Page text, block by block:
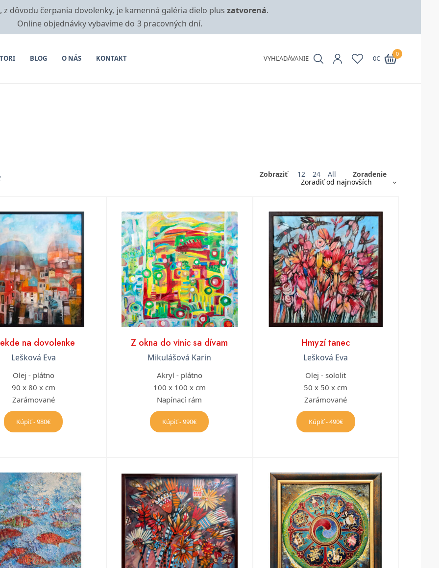
z dôvodu čerpania dovolenky, je kamenná galéria dielo plus zatvorená.
Online objednávky vybavíme do 3 pracovných dní.
BLOG O NÁS KONTAKT VYHĽADÁVANIE 0€
0
Zobraziť 12 24 All Zoradenie
na dovolenke
Lešková Eva
Olej - plátno
90 x 80 x cm
Zarámované
Kúpiť - 980€
Z okna do viníc sa dívam
Mikulášová Karin
Akryl - plátno
100 x 100 x cm
Napínací rám
Kúpiť - 990€
Hmyzí tanec
Lešková Eva
Olej - sololit
50 x 50 x cm
Zarámované
Kúpiť - 490€